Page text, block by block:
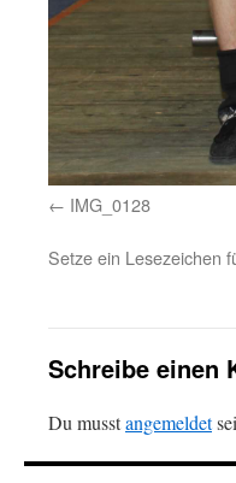
IMG_0128
Setze ein Lesezeichen
Schreibe einen
Du musstangemeldet